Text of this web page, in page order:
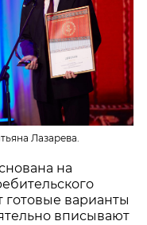
Лазарева.
на
готовые варианты
вписывают